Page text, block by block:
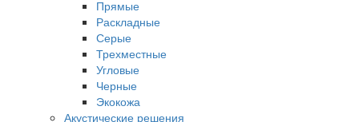
Прямые
Раскладные
Серые
Трехместные
Угловые
Черные
Экокожа
Акустические решения